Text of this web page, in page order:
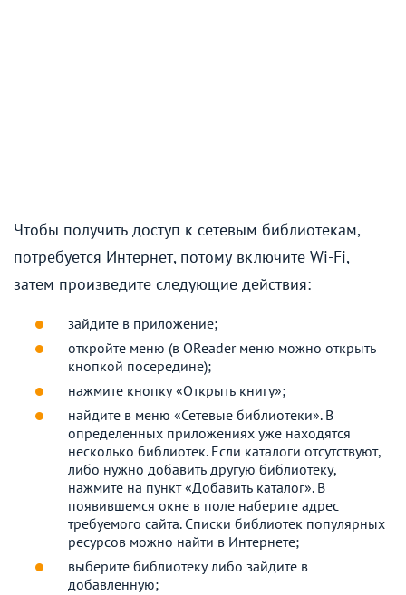
Чтобы получить доступ к сетевым библиотекам,
потребуется Интернет, потому включите Wi-Fi,
затем произведите следующие действия:
зайдите в приложение;
откройте меню (в OReader меню можно открыть
кнопкой посередине);
нажмите кнопку «Открыть книгу»;
найдите в меню «Сетевые библиотеки». В
определенных приложениях уже находятся
несколько библиотек. Если каталоги отсутствуют,
либо нужно добавить другую библиотеку,
нажмите на пункт «Добавить каталог». В
появившемся окне в поле наберите адрес
требуемого сайта. Списки библиотек популярных
ресурсов можно найти в Интернете;
выберите библиотеку либо зайдите в
добавленную;